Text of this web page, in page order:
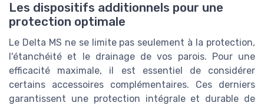
Les dispositifs additionnels pour une
protection optimale
Le Delta MS ne se limite pas seulement à la protection,
l'étanchéité et le drainage de vos parois. Pour une
efficacité maximale, il est essentiel de considérer
certains accessoires complémentaires. Ces derniers
garantissent une protection intégrale et durable de